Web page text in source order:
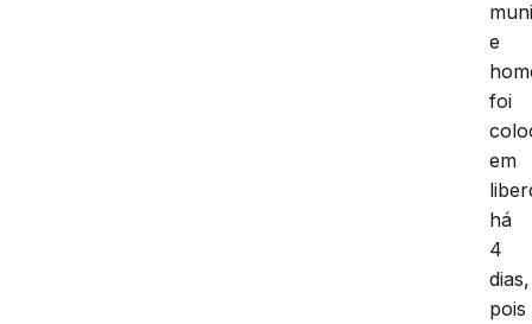
e
foi
em
há
4
dias,
pois